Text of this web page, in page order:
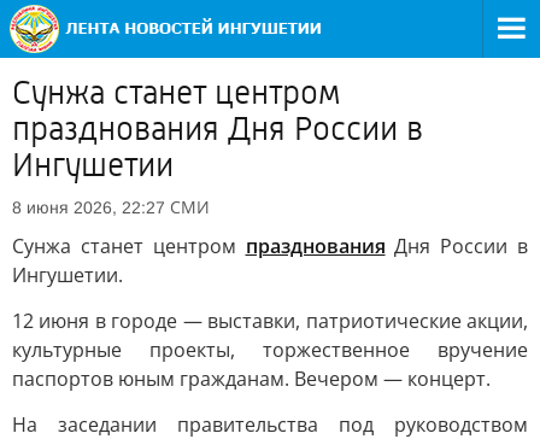
Сунжа станет центром
празднования Дня России в
Ингушетии
8 июня 2026, 22:27 СМИ
Сунжа станет центром празднования Дня России в
Ингушетии.
12 июня в городе — выставки, патриотические акции,
культурные проекты, торжественное вручение
паспортов юным гражданам. Вечером — концерт.
На заседании правительства под руководством